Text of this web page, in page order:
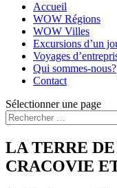
Accueil
WOW Régions
WOW Villes
Excursions d’un
Voyages
Qui sommes-nous?
Contact
Sélectionner une page
LA TERRE
CRACOVIE